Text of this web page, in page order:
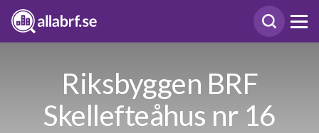
Riksbyggen BRF
Skellefteåhus nr 16